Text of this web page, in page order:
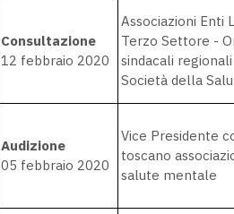
Consultazione
12 febbraio 2020
Associazioni Enti
Terzo Settore -
sindacali regionali
Società della
Audizione
05 febbraio 2020
Vice Presidente
toscano
salute mentale